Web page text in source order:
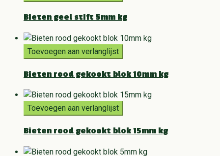
Bieten geel stift 5mm kg
Toevoegen aan verlanglijst
Bieten rood gekookt blok 10mm kg
Toevoegen aan verlanglijst
Bieten rood gekookt blok 15mm kg